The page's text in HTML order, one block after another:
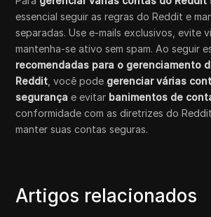
essencial seguir as regras do Reddit e
separadas. Use e-mails exclusivos, evite
mantenha-se ativo sem spam. Ao seguir
recomendadas para o gerenciamento
Reddit , você pode gerenciar várias
segurança e evitar banimentos de
conformidade com as diretrizes do
manter suas contas seguras.
Artigos relacionados